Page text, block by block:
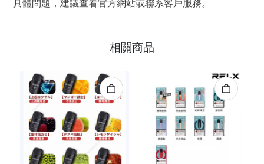
具體問題，建議查看官方網站或聯系客戶服務。
相關商品